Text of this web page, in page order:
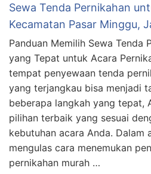
Sewa Tenda Pernikahan
Kecamatan Pasar Minggu,
Panduan Memilih Sewa Tenda
yang Tepat untuk Acara
tempat penyewaan tenda
yang terjangkau bisa menjadi
beberapa langkah yang tepat,
pilihan terbaik yang sesuai
kebutuhan acara Anda. Dalam
mengulas cara menemukan
pernikahan murah …